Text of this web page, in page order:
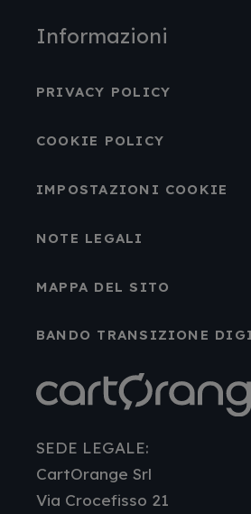
Informazioni
PRIVACY POLICY
COOKIE POLICY
IMPOSTAZIONI COOKIE
NOTE LEGALI
MAPPA DEL SITO
BANDO TRANSIZIONE
SEDE LEGALE:
CartOrange Srl
Via Crocefisso 21